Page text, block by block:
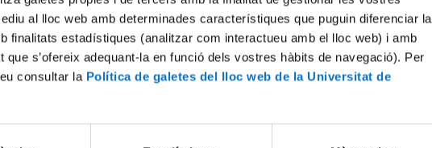
al lloc web amb determinades característiques que puguin diferenciar la
finalitats estadístiques (analitzar com interactueu amb el lloc web) i amb
s’ofereix adequant-la en funció dels vostres hàbits de navegació). Per
consultar la Política de galetes del lloc web de la Universitat de